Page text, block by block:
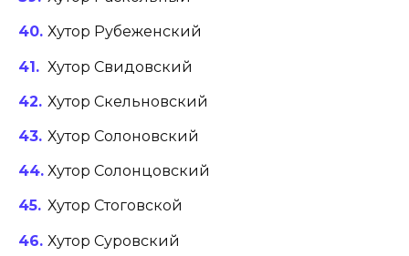
Хутор Рубеженский
Хутор Свидовский
Хутор Скельновский
Хутор Солоновский
Хутор Солонцовский
Хутор Стоговской
Хутор Суровский